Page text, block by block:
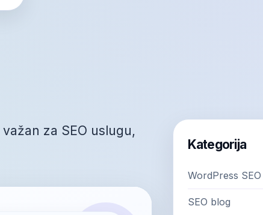
za SEO uslugu,
Kategorija
WordPress SEO
SEO blog